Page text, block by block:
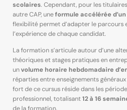
scolaires. Cependant, pour les
autre CAP, uneformule accélérée d’un
flexibilité permet d’adapter le
l’expérience de chaque candidat.
La formation s’articule autour d’une
théoriques et stages pratiques en
unvolume horaire hebdomadaire
réparties entre enseignements
fort de ce cursus réside dans les
professionnel, totalisant12 à 16